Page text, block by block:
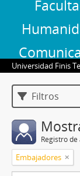
Universidad Finis
Filtros
Registro
Embajadores